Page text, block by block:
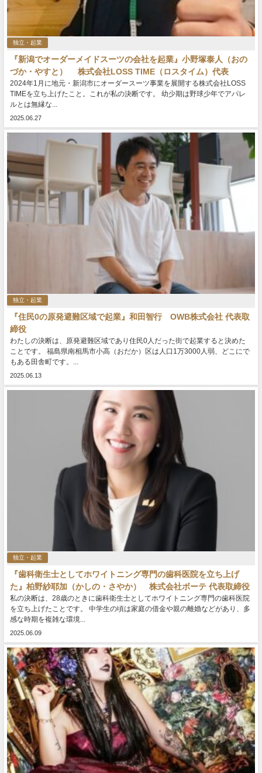
独立・起業
『新潟でオーダーメイドスーツの会社を起業』小野塚泰人（おの
づか・やすと） 株式会社LOSS TIME（ロスタイム）代表
2024年1月に地元・新潟市にオーダースーツ事業を展開する株式会社LOSS
TIMEを立ち上げたこと。これが私の決断です。 幼少期は野球少年でアパレ
ルとは無縁な...
2025.06.27
独立・起業
『住民0の原発避難区域で起業』和田智行 OWB株式会社 代表取
締役
わたしの決断は、原発避難区域であり住民0人だった街で起業すると決めた
ことです。 福島県南相馬市小高（おだか）区は人口1万3000人弱、どこにで
もある田舎町です。...
2025.06.13
独立・起業
『歯科衛生士としてホワイトニング専門の歯科医院を立ち上げ
た』柏野紗耶加（かしの・さやか） 株式会社ボーテ 代表取締役
私の決断は、28歳のときに歯科衛生士としてホワイトニング専門の歯科医院
を立ち上げたことです。 中学生の頃は家庭の借金や親の離婚などがあり、多
感な時期を複雑な環境...
2025.06.09